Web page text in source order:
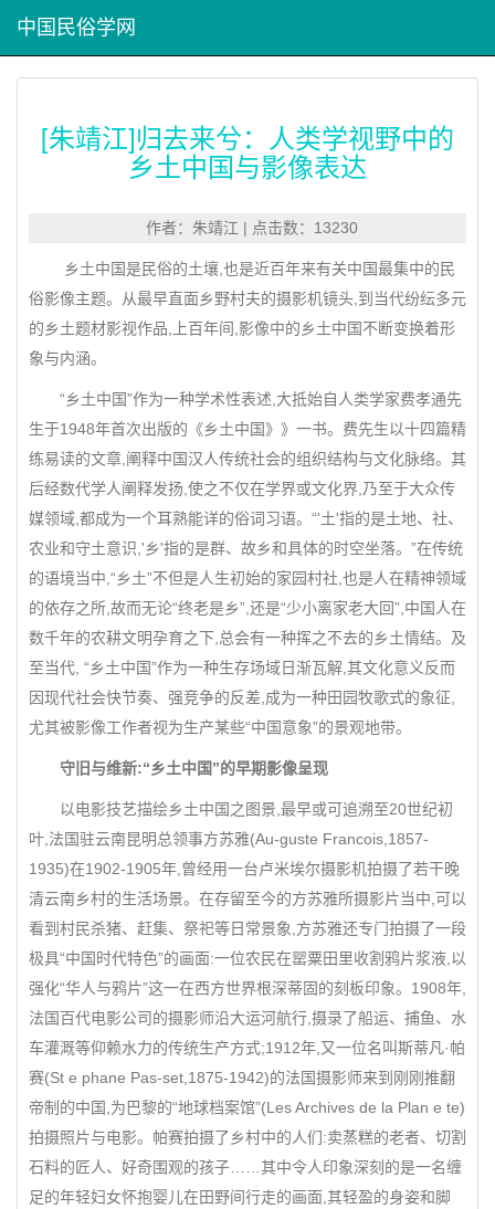
中国民俗学网
[朱靖江]归去来兮：人类学视野中的
乡土中国与影像表达
作者：朱靖江 | 点击数：13230
乡土中国是民俗的土壤,也是近百年来有关中国最集中的民
俗影像主题。从最早直面乡野村夫的摄影机镜头,到当代纷纭多元
的乡土题材影视作品,上百年间,影像中的乡土中国不断变换着形
象与内涵。
“乡土中国”作为一种学术性表述,大抵始自人类学家费孝通先
生于1948年首次出版的《乡土中国》》一书。费先生以十四篇精
练易读的文章,阐释中国汉人传统社会的组织结构与文化脉络。其
后经数代学人阐释发扬,使之不仅在学界或文化界,乃至于大众传
媒领域,都成为一个耳熟能详的俗词习语。“'土'指的是土地、社、
农业和守土意识,'乡'指的是群、故乡和具体的时空坐落。”在传统
的语境当中,“乡土”不但是人生初始的家园村社,也是人在精神领域
的依存之所,故而无论“终老是乡”,还是“少小离家老大回”,中国人在
数千年的农耕文明孕育之下,总会有一种挥之不去的乡土情结。及
至当代, “乡土中国”作为一种生存场域日渐瓦解,其文化意义反而
因现代社会快节奏、强竞争的反差,成为一种田园牧歌式的象征,
尤其被影像工作者视为生产某些“中国意象”的景观地带。
守旧与维新:“乡土中国”的早期影像呈现
以电影技艺描绘乡土中国之图景,最早或可追溯至20世纪初
叶,法国驻云南昆明总领事方苏雅(Au-guste Francois,1857-
1935)在1902-1905年,曾经用一台卢米埃尔摄影机拍摄了若干晚
清云南乡村的生活场景。在存留至今的方苏雅所摄影片当中,可以
看到村民杀猪、赶集、祭祀等日常景象,方苏雅还专门拍摄了一段
极具“中国时代特色”的画面:一位农民在罂粟田里收割鸦片浆液,以
强化“华人与鸦片”这一在西方世界根深蒂固的刻板印象。1908年,
法国百代电影公司的摄影师沿大运河航行,摄录了船运、捕鱼、水
车灌溉等仰赖水力的传统生产方式;1912年,又一位名叫斯蒂凡·帕
赛(St e phane Pas-set,1875-1942)的法国摄影师来到刚刚推翻
帝制的中国,为巴黎的“地球档案馆”(Les Archives de la Plan e te)
拍摄照片与电影。帕赛拍摄了乡村中的人们:卖蒸糕的老者、切割
石料的匠人、好奇围观的孩子……其中令人印象深刻的是一名缠
足的年轻妇女怀抱婴儿在田野间行走的画面,其轻盈的身姿和脚